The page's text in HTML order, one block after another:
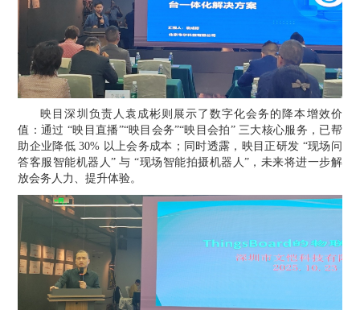
映目深圳 负责人袁成彬则展示了数字化会务的降本增效价
值：通过 “映目直播”“映目会务”“映目会拍” 三大核心服务，已帮
助企业降低 30% 以上会务成本；同时透露，映目正研发 “现场问
答客服智能机器人” 与 “现场智能拍摄机器人”，未来将进一步解
放会务人力、提升体验。